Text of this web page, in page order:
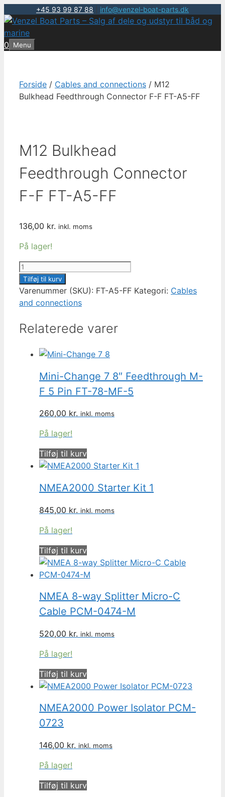
+45 93 99 87 88 info@venzel-boat-parts.dk
Hop
til
indhold
0 Menu
Forside / Cables and connections / M12
Bulkhead Feedthrough Connector F-F FT-A5-FF
M12 Bulkhead
Feedthrough Connector
F-F FT-A5-FF
136,00 kr. inkl. moms
På lager!
M12
Bulkhead
Feedthrough
Connector
F
Tilføj til kurv
Varenummer (SKU): FT-A5-FF Kategori: Cables
and connections
Relaterede varer
Mini-Change 7 8″ Feedthrough M-
F 5 Pin FT-78-MF-5
260,00 kr. inkl. moms
På lager!
Tilføj til kurv
NMEA2000 Starter Kit 1
845,00 kr. inkl. moms
På lager!
Tilføj til kurv
NMEA 8-way Splitter Micro-C
Cable PCM-0474-M
520,00 kr. inkl. moms
På lager!
Tilføj til kurv
NMEA2000 Power Isolator PCM-
0723
146,00 kr. inkl. moms
På lager!
Tilføj til kurv